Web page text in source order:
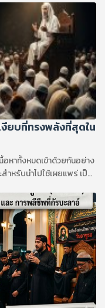
กจาก การจัดงานเลี้ยง
อนุญาตก็ต่อเมื่อสามารถ
ยิดได้อย่างเคร่งครัด
งียบที่ทรงพลังที่สุดใน
หาทั้งหมดเข้าด้วยกันอย่าง
ำหรับนำไปใช้เผยแพร่ เป็น